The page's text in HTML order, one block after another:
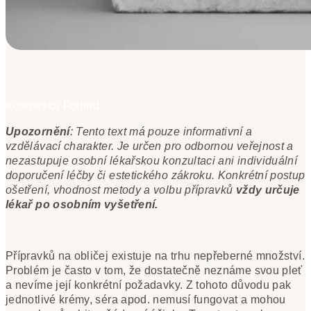
Upozornění: Tento text má pouze informativní a
vzdělávací charakter. Je určen pro odbornou veřejnost a
nezastupuje osobní lékařskou konzultaci ani individuální
doporučení léčby či estetického zákroku. Konkrétní postup
ošetření, vhodnost metody a volbu přípravků vždy určuje
lékař po osobním vyšetření.
Přípravků na obličej existuje na trhu nepřeberné množství.
Problém je často v tom, že dostatečně neznáme svou pleť
a nevíme její konkrétní požadavky. Z tohoto důvodu pak
jednotlivé krémy, séra apod. nemusí fungovat a mohou